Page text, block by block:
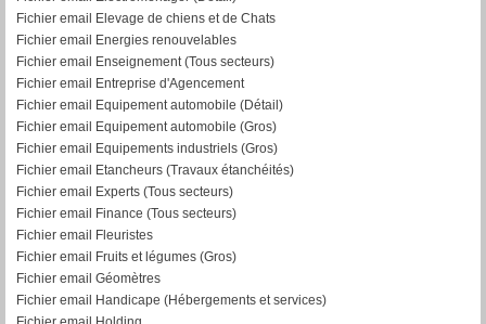
Fichier email Elevage de chiens et de Chats
Fichier email Energies renouvelables
Fichier email Enseignement (Tous secteurs)
Fichier email Entreprise d'Agencement
Fichier email Equipement automobile (Détail)
Fichier email Equipement automobile (Gros)
Fichier email Equipements industriels (Gros)
Fichier email Etancheurs (Travaux étanchéités)
Fichier email Experts (Tous secteurs)
Fichier email Finance (Tous secteurs)
Fichier email Fleuristes
Fichier email Fruits et légumes (Gros)
Fichier email Géomètres
Fichier email Handicape (Hébergements et services)